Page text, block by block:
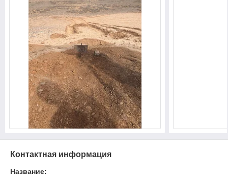
Контактная информация
Название: